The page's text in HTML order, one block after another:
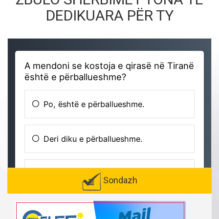
DEDIKUARA PËR TY
Sondazh